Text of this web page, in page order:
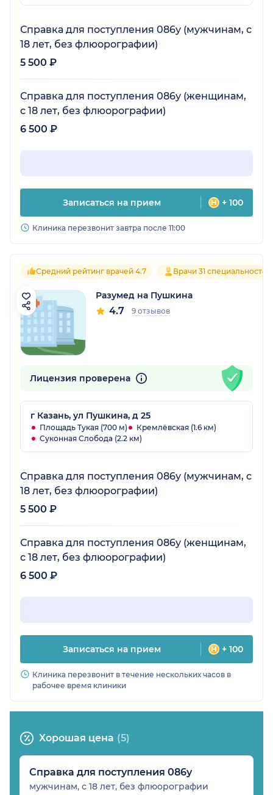
Справка для поступления 086у (мужчинам, с
18 лет, без флюорографии)
5 500 ₽
Справка для поступления 086у (женщинам,
с 18 лет, без флюорографии)
6 500 ₽
Записаться на прием + 100
Клиника перезвонит завтра после 11:00
Средний рейтинг врачей 4.7 Врачи 31 специальностей
Разумед на Пушкина
4.7 9 отзывов
Лицензия проверена
г Казань, ул Пушкина, д 25
Площадь Тукая (700 м)
Кремлёвская (1.6 км)
Суконная Слобода (2.2 км)
Справка для поступления 086у (мужчинам, с
18 лет, без флюорографии)
5 500 ₽
Справка для поступления 086у (женщинам,
с 18 лет, без флюорографии)
6 500 ₽
Записаться на прием + 100
Клиника перезвонит в течение нескольких часов в
рабочее время клиники
Хорошая цена (5)
Справка для поступления 086у
мужчинам, с 18 лет, без флюорографии